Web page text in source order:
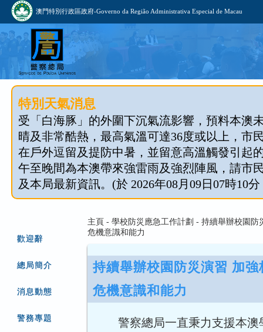
澳門特別行政區政府-Governo da Região Administrativa Especial de Macau
特別天氣消息
受「白海豚」的外圍下沉氣流影響，預料本澳
晴及非常酷熱，最高氣溫可達36度或以上，市
在戶外逗留及提防中暑，並留意高溫觸發引起
午至晚間為本澳帶來強雷雨及強烈陣風，請市
及本局最新資訊。(於 2026年08月09日07時10
歡迎辭
總局簡介
消息動態
警務專題
主頁 - 學校防災應急工作計劃 - 持續舉辦校園防
危機意識和能力
持續舉辦校園防災演習 加
危機意識和能力
警察總局一直秉力支援本